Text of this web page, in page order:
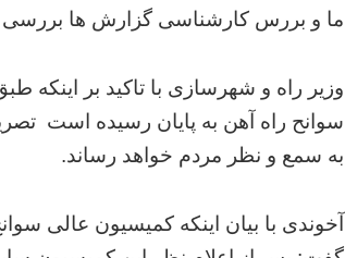
ما و بررس کارشناسی گزارش ها بررسی
وزیر راه و شهرسازی با تاکید بر
سوانح راه آهن به پایان رسیده است
به سمع و نظر مردم خواهد رساند.
آخوندی با بیان اینکه کمیسیون عالی